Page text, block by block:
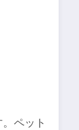
ペット